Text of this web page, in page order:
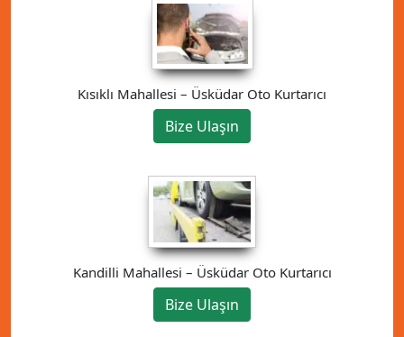
Kısıklı Mahallesi – Üsküdar Oto Kurtarıcı
Bize Ulaşın
Kandilli Mahallesi – Üsküdar Oto Kurtarıcı
Bize Ulaşın